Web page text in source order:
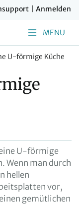
Anmelden
MENU
U-förmige Küche
U-förmige
Wenn man durch
hellen
vor,
gemütlichen